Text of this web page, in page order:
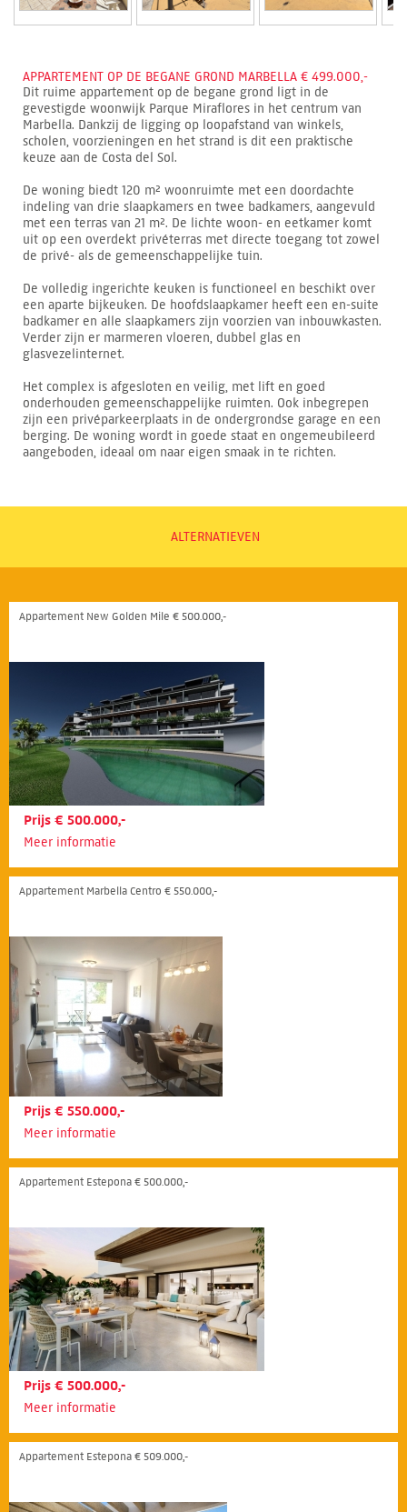
APPARTEMENT OP DE BEGANE GROND MARBELLA € 499.000,-
Dit ruime appartement op de begane grond ligt in de
gevestigde woonwijk Parque Miraflores in het centrum van
Marbella. Dankzij de ligging op loopafstand van winkels,
scholen, voorzieningen en het strand is dit een praktische
keuze aan de Costa del Sol.
De woning biedt 120 m² woonruimte met een doordachte
indeling van drie slaapkamers en twee badkamers, aangevuld
met een terras van 21 m². De lichte woon- en eetkamer komt
uit op een overdekt privéterras met directe toegang tot zowel
de privé- als de gemeenschappelijke tuin.
De volledig ingerichte keuken is functioneel en beschikt over
een aparte bijkeuken. De hoofdslaapkamer heeft een en-suite
badkamer en alle slaapkamers zijn voorzien van inbouwkasten.
Verder zijn er marmeren vloeren, dubbel glas en
glasvezelinternet.
Het complex is afgesloten en veilig, met lift en goed
onderhouden gemeenschappelijke ruimten. Ook inbegrepen
zijn een privéparkeerplaats in de ondergrondse garage en een
berging. De woning wordt in goede staat en ongemeubileerd
aangeboden, ideaal om naar eigen smaak in te richten.
ALTERNATIEVEN
Appartement New Golden Mile € 500.000,-
Prijs € 500.000,-
Meer informatie
Appartement Marbella Centro € 550.000,-
Prijs € 550.000,-
Meer informatie
Appartement Estepona € 500.000,-
Prijs € 500.000,-
Meer informatie
Appartement Estepona € 509.000,-